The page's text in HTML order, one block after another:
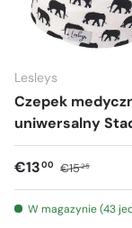
Lesleys
Czepek
uniwersalny
€1300 €1525
W magazynie (43